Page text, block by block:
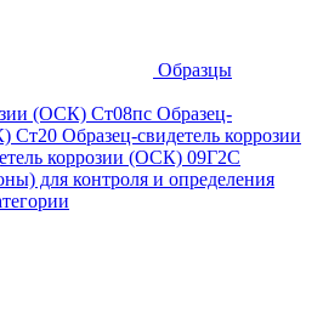
Образцы
(ОСК) Ст08пс Образец-
Ст20 Образец-свидетель коррозии
коррозии (ОСК) 09Г2С
для контроля и определения